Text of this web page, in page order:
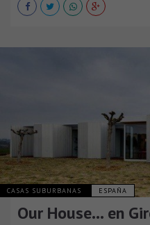
CASAS SUBURBANAS ESPAÑA
Our House… en